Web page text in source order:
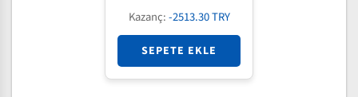
Kazanç:-2513.30 TRY
SEPETE EKLE